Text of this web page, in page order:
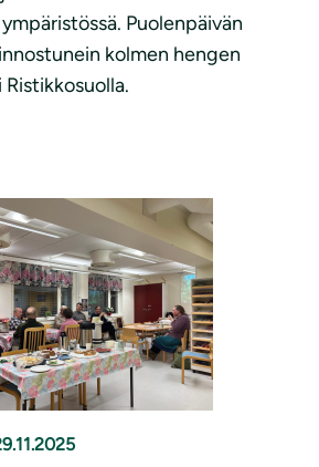
Puolenpäivän
kolmen hengen
Ristikkosuolla.